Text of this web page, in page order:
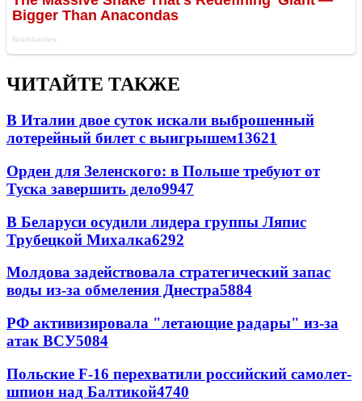
ЧИТАЙТЕ ТАКЖЕ
В Италии двое суток искали выброшенный
лотерейный билет с выигрышем13621
Орден для Зеленского: в Польше требуют от
Туска завершить дело9947
В Беларуси осудили лидера группы Ляпис
Трубецкой Михалка6292
Молдова задействовала стратегический запас
воды из-за обмеления Днестра5884
РФ активизировала "летающие радары" из-за
атак ВСУ5084
Польские F-16 перехватили российский самолет-
шпион над Балтикой4740